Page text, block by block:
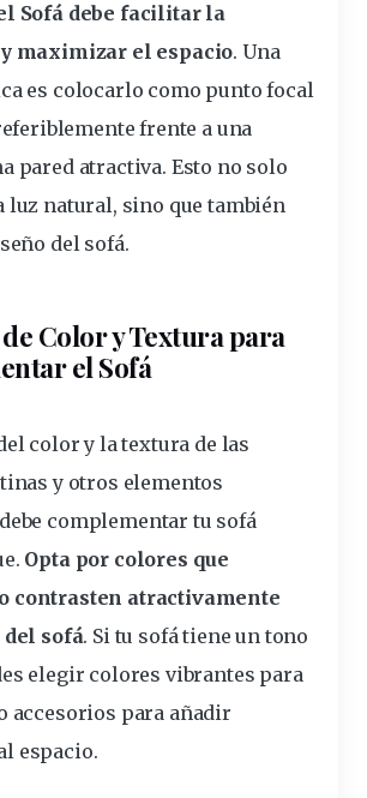
Sofá debe facilitar la
maximizar el espacio. Una
es colocarlo como punto focal
frente a una
pared atractiva. Esto no solo
luz natural, sino que también
del sofá.
Color y Textura para
el Sofá
colory latextura de las
y otros elementos
debe complementar tu sofá
Opta por colores que
contrasten atractivamente
sofá. Si tu sofá tiene un tono
elegir colores vibrantes para
accesorios para añadir
espacio.